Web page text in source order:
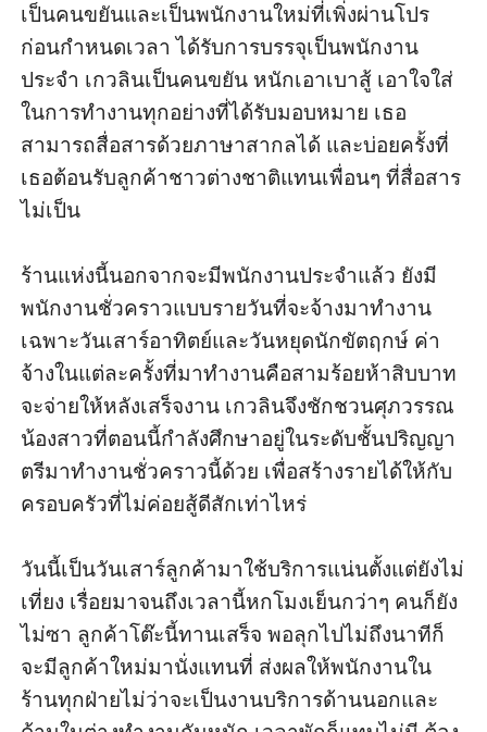
เป็นคนขยันและเป็นพนักงานใหม่ที่เพิ่งผ่านโปร
ก่อนกำหนดเวลา ได้รับการบรรจุเป็นพนักงาน
ประจำ เกวลินเป็นคนขยัน หนักเอาเบาสู้ เอาใจใส่
ในการทำงานทุกอย่างที่ได้รับมอบหมาย เธอ
สามารถสื่อสารด้วยภาษาสากลได้ และบ่อยครั้งที่
เธอต้อนรับลูกค้าชาวต่างชาติแทนเพื่อนๆ ที่สื่อสาร
ไม่เป็น
ร้านแห่งนี้นอกจากจะมีพนักงานประจำแล้ว ยังมี
พนักงานชั่วคราวแบบรายวันที่จะจ้างมาทำงาน
เฉพาะวันเสาร์อาทิตย์และวันหยุดนักขัตฤกษ์ ค่า
จ้างในแต่ละครั้งที่มาทำงานคือสามร้อยห้าสิบบาท
จะจ่ายให้หลังเสร็จงาน เกวลินจึงชักชวนศุภวรรณ
น้องสาวที่ตอนนี้กำลังศึกษาอยู่ในระดับชั้นปริญญา
ตรีมาทำงานชั่วคราวนี้ด้วย เพื่อสร้างรายได้ให้กับ
ครอบครัวที่ไม่ค่อยสู้ดีสักเท่าไหร่
วันนี้เป็นวันเสาร์ลูกค้ามาใช้บริการแน่นตั้งแต่ยังไม่
เที่ยง เรื่อยมาจนถึงเวลานี้หกโมงเย็นกว่าๆ คนก็ยัง
ไม่ซา ลูกค้าโต๊ะนี้ทานเสร็จ พอลุกไปไม่ถึงนาทีก็
จะมีลูกค้าใหม่มานั่งแทนที่ ส่งผลให้พนักงานใน
ร้านทุกฝ่ายไม่ว่าจะเป็นงานบริการด้านนอกและ